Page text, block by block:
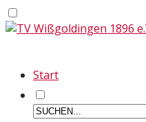
Start